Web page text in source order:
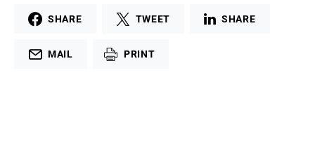
SHARE TWEET SHARE
MAIL PRINT